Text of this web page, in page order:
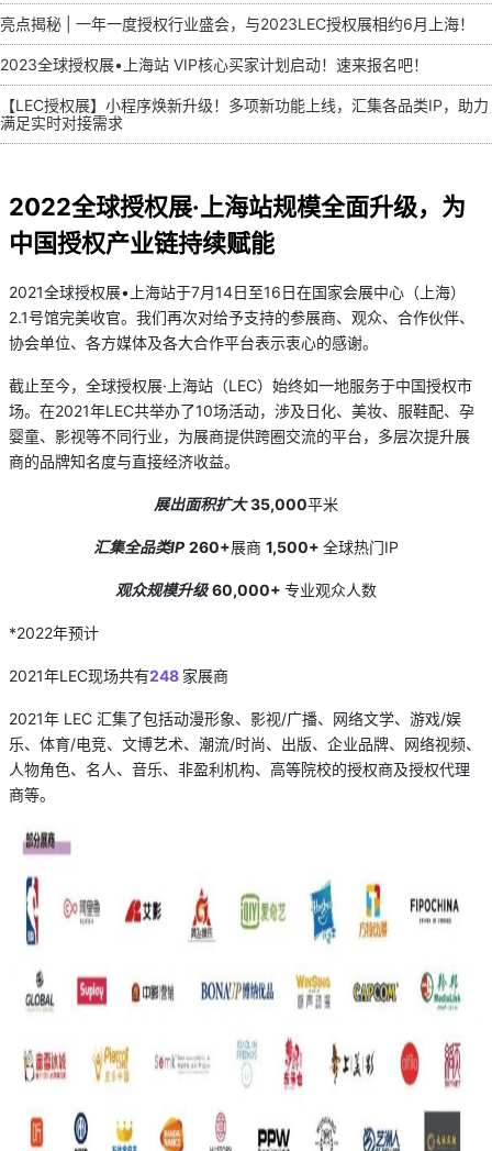
2022全球授权展·上海站规模全面升级，为
中国授权产业链持续赋能
2021全球授权展•上海站于7月14日至16日在国家会展中心（上海）
2.1号馆完美收官。我们再次对给予支持的参展商、观众、合作伙伴、
协会单位、各方媒体及各大合作平台表示衷心的感谢。
截止至今，全球授权展·上海站（LEC）始终如一地服务于中国授权市
场。在2021年LEC共举办了10场活动，涉及日化、美妆、服鞋配、孕
婴童、影视等不同行业，为展商提供跨圈交流的平台，多层次提升展
商的品牌知名度与直接经济收益。
展出面积扩大 35,000平米
汇集全品类IP 260+展商 1,500+ 全球热门IP
观众规模升级 60,000+ 专业观众人数
*2022年预计
2021年LEC现场共有248 家展商
2021年 LEC 汇集了包括动漫形象、影视/广播、网络文学、游戏/娱
乐、体育/电竞、文博艺术、潮流/时尚、出版、企业品牌、网络视频、
人物角色、名人、音乐、非盈利机构、高等院校的授权商及授权代理
商等。
亮点揭秘 | 一年一度授权行业盛会，与2023LEC授权展相约6月上海！
2023全球授权展•上海站 VIP核心买家计划启动！速来报名吧！
【LEC授权展】小程序焕新升级！多项新功能上线，汇集各品类IP，助力
满足实时对接需求